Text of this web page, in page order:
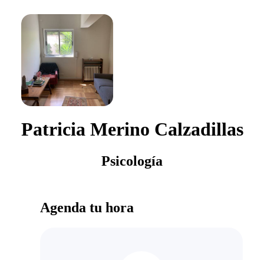
Patricia Merino Calzadillas
Psicología
Agenda tu hora